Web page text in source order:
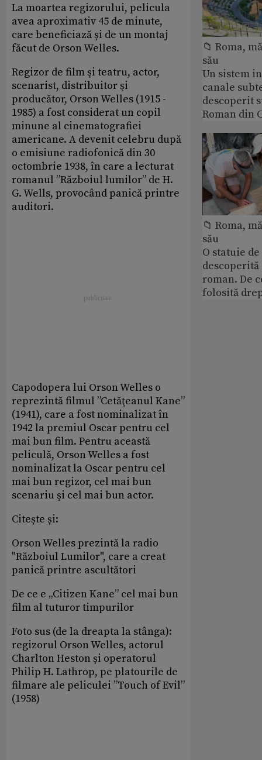
La moartea regizorului, pelicula
avea aproximativ 45 de minute,
care beneficiază și de un montaj
făcut de Orson Welles.
Regizor de film şi teatru, actor,
scenarist, distribuitor şi
producător, Orson Welles (1915 -
1985) a fost considerat un copil
minune al cinematografiei
americane. A devenit celebru după
o emisiune radiofonică din 30
octombrie 1938, în care a lecturat
romanul ”Războiul lumilor” de H.
G. Wells, provocând panică printre
auditori.
Capodopera lui Orson Welles o
reprezintă filmul ”Cetăţeanul Kane”
(1941), care a fost nominalizat în
1942 la premiul Oscar pentru cel
mai bun film. Pentru această
peliculă, Orson Welles a fost
nominalizat la Oscar pentru cel
mai bun regizor, cel mai bun
scenariu şi cel mai bun actor.
Citește și:
Orson Welles prezintă la radio
"Războiul Lumilor", care a creat
panică printre ascultători
De ce e „Citizen Kane” cel mai bun
film al tuturor timpurilor
Foto sus (de la dreapta la stânga):
regizorul Orson Welles, actorul
Charlton Heston și operatorul
Philip H. Lathrop, pe platourile de
filmare ale peliculei ”Touch of Evil”
(1958)
📁 Roma,
său
Un sistem
canale
descoperit
Roman din
📁 Roma,
său
O statuie
roman. De
folosită